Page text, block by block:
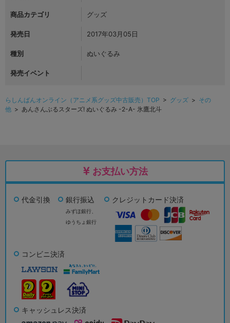
商品カテゴリ グッズ
発売日 2017年03月05日
種別 ぬいぐるみ
発売イベント
らしんばんオンライン（アニメ系グッズ中古販売）TOP > グッズ > その
他 > あんさんぶるスターズ! ぬいぐるみ -2-A- 氷鷹北斗
お支払い方法
代金引換 銀行振込
みずほ銀行、
ゆうちょ銀行
クレジットカード決済
コンビニ決済
キャッシュレス決済